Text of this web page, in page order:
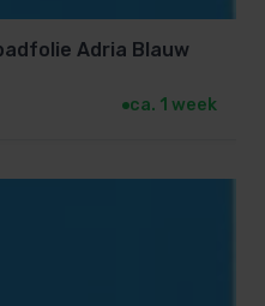
Adria Blauw
ca. 1 week